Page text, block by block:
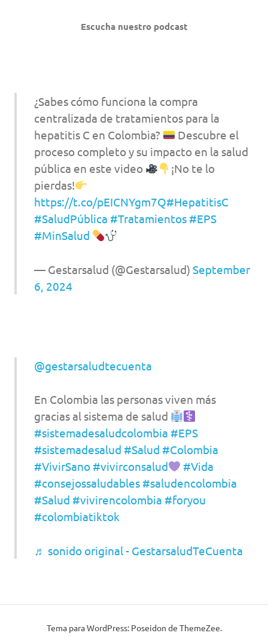
Escucha nuestro podcast
¿Sabes cómo funciona la compra
centralizada de tratamientos para la
hepatitis C en Colombia?
Descubre el
proceso completo y su impacto en la salud
pública en este video
¡No te lo
pierdas!
https://t.co/pEICNYgm7Q#HepatitisC
#SaludPública #Tratamientos #EPS
#MinSalud
— Gestarsalud (@Gestarsalud) September
6, 2024
@gestarsaludtecuenta
En Colombia las personas viven más
gracias al sistema de salud
#sistemadesaludcolombia #EPS
#sistemadesalud #Salud #Colombia
#VivirSano #vivirconsalud
#Vida
#consejossaludables #saludencolombia
#Salud #vivirencolombia #foryou
#colombiatiktok
♬ sonido original - GestarsaludTeCuenta
Tema para WordPress: Poseidon de ThemeZee.